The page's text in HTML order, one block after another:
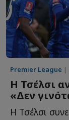
Premier League |
Η Τσέλσι
«Δεν